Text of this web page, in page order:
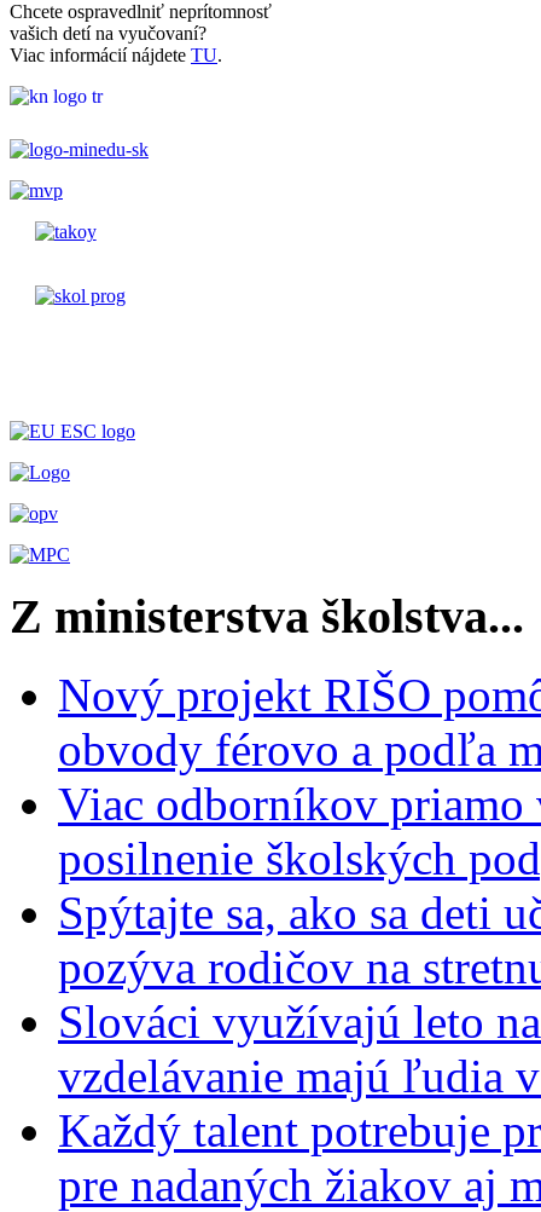
Chcete ospravedlniť neprítomnosť
vašich detí na vyučovaní?
Viac informácií nájdete TU.
Z ministerstva školstva...
Nový projekt RIŠO
obvody férovo a podľa
Viac odborníkov priamo
posilnenie školských
Spýtajte sa, ako sa deti
pozýva rodičov na
Slováci využívajú leto
vzdelávanie majú ľudia
Každý talent potrebuje
pre nadaných žiakov aj